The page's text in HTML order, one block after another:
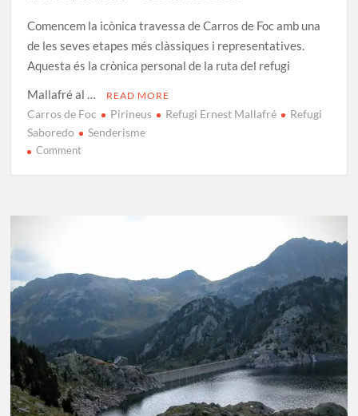
Comencem la icònica travessa de Carros de Foc amb una
de les seves etapes més clàssiques i representatives.
Aquesta és la crònica personal de la ruta del refugi
Mallafré al …
READ MORE
Carros de Foc Pirineus Refugi Ernest Mallafré
Refugi
Saboredo
Senderisme
Commenton
Mallafré
–
Saboredo